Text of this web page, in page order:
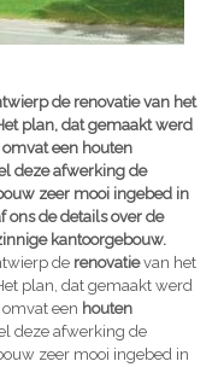
de renovatie van het
plan, dat gemaakt werd
een houten
deze afwerking de
zeer mooi ingebed in
ons de details over de
kantoorgebouw.
de renovatievan het
plan, dat gemaakt werd
omvat een houten
deze afwerking de
zeer mooi ingebed in